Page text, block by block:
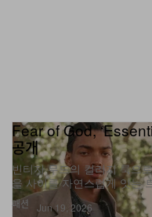
패션
Fear of God,
공개
빈티지 무드의 컬리지 룩으
을 사이를 자연스럽게 잇는
Jun 19, 2026